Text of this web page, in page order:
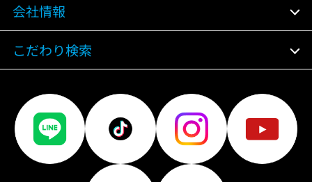
会社情報
こだわり検索